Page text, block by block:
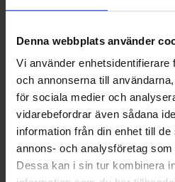
Denna webbplats använder
Vi använder enhetsidentifierare
och annonserna till
för sociala medier och
vidarebefordrar även sådana
information från din enhet till
annons- och analysföretag
Dessa kan i sin tur kombinera
utnyttjas till förmån för invånarna i
Energiinfrastruktur och smarta
implementeringen av industriella
vår verksamhet, säger Kari
energi och kylverksamhet,
Den finska industrins årliga
till cirka 16 terawattimmar.
använder naturliga köldmedier